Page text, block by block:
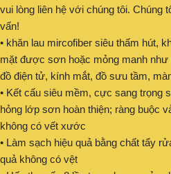
vui lòng liên hệ với chúng tôi.
vấn!
• khăn lau mircofiber siêu thấm hút,
mặt được sơn hoặc mỏng manh như
đồ điện tử, kính mắt, đồ sưu tầm,
• Kết cấu siêu mềm, cực sang trọng
hỏng lớp sơn hoàn thiện; ràng buộc
không có vết xước
• Làm sạch hiệu quả bằng chất tẩy
quả không có vệt